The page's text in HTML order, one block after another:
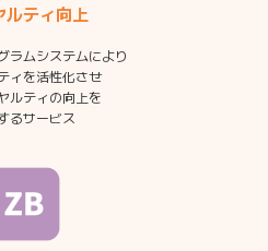
ルティ向上
ラムシステムにより
ィを活性化させ
ルティの向上を
るサービス